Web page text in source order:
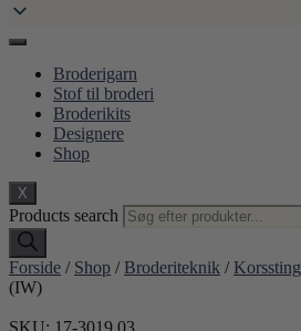
Broderigarn
Stof til broderi
Broderikits
Designere
Shop
X
Products search
Forside / Shop / Broderiteknik / Korssting
(IW)
SKU: 17-3019,03